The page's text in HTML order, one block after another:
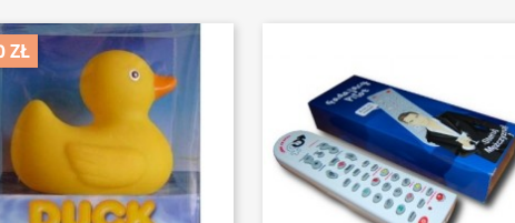
ZŁ